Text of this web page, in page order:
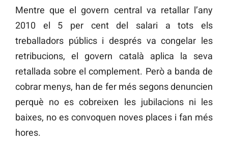
Mentre que el govern central va retallar l’any
2010 el 5 per cent del salari a tots els
treballadors públics i després va congelar les
retribucions, el govern català aplica la seva
retallada sobre el complement. Però a banda de
cobrar menys, han de fer més segons denuncien
perquè no es cobreixen les jubilacions ni les
baixes, no es convoquen noves places i fan més
hores.